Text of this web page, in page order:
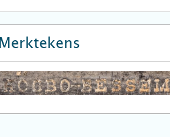
Merktekens